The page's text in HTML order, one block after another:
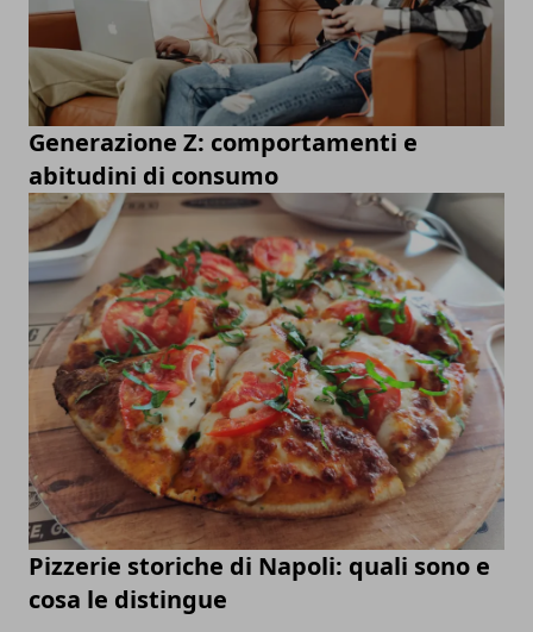
Generazione Z: comportamenti e
abitudini di consumo
Pizzerie storiche di Napoli: quali sono e
cosa le distingue